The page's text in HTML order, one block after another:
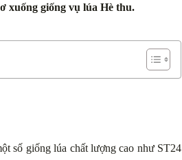
xuống giống vụ lúa Hè thu.
số giống lúa chất lượng cao như ST24